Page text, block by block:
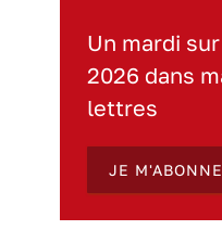
Un mardi
2026 dans
lettres
JE M'ABONNE